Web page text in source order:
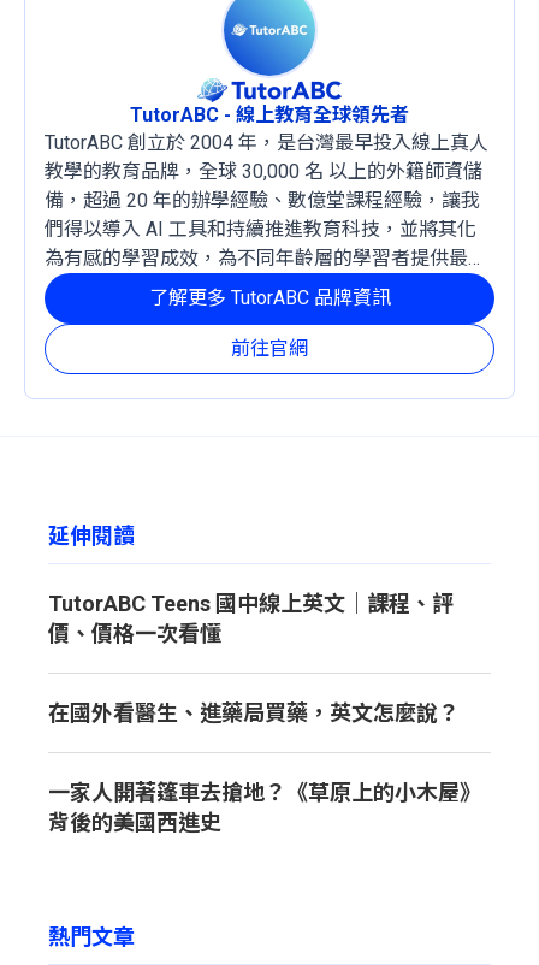
TutorABC - 線上教育全球領先者
TutorABC 創立於 2004 年，是台灣最早投入線上真人
教學的教育品牌，全球 30,000 名 以上的外籍師資儲
備，超過 20 年的辦學經驗、數億堂課程經驗，讓我
們得以導入 AI 工具和持續推進教育科技，並將其化
為有感的學習成效，為不同年齡層的學習者提供最穩
定且有效的成長路徑。
前往官網
了解更多 TutorABC 品牌資訊
延伸閱讀
TutorABC Teens 國中線上英文｜課程、評
價、價格一次看懂
在國外看醫生、進藥局買藥，英文怎麼說？
一家人開著篷車去搶地？《草原上的小木屋》
背後的美國西進史
熱門文章